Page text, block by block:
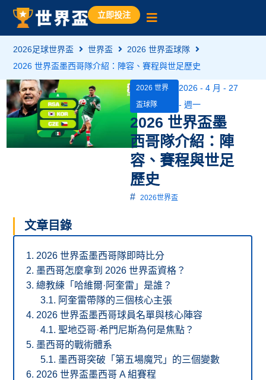
立即投注
2026足球世界盃 世界盃
2026 世界盃球隊
2026 世界盃墨西哥隊介紹：陣容、賽程與世足歷史
2026 世界
盃球隊
2026 - 4 月 - 27
- 週一
2026 世界盃墨
西哥隊介紹：陣
容、賽程與世足
歷史
# 2026世界盃
文章目錄
2026 世界盃墨西哥隊即時比分
墨西哥怎麼拿到 2026 世界盃資格？
總教練「哈維爾·阿奎雷」是誰？
阿奎雷帶隊的三個核心主張
2026 世界盃墨西哥球員名單與核心陣容
聖地亞哥·希門尼斯為何是焦點？
墨西哥的戰術體系
墨西哥突破「第五場魔咒」的三個變數
2026 世界盃墨西哥 A 組賽程